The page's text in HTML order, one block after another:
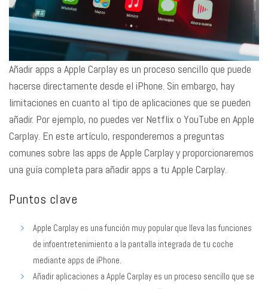
Añadir apps a Apple Carplay es un proceso sencillo que puede
hacerse directamente desde el iPhone. Sin embargo, hay
limitaciones en cuanto al tipo de aplicaciones que se pueden
añadir. Por ejemplo, no puedes ver Netflix o YouTube en Apple
Carplay. En este artículo, responderemos a preguntas
comunes sobre las apps de Apple Carplay y proporcionaremos
una guía completa para añadir apps a tu Apple Carplay.
Puntos clave
Apple Carplay es una función muy popular que lleva las funciones
de infoentretenimiento a la pantalla integrada de tu coche
mediante apps de iPhone.
Añadir aplicaciones a Apple Carplay es un proceso sencillo que se